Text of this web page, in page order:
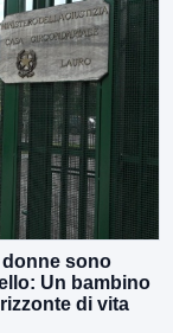
donne sono
Un bambino
di vita